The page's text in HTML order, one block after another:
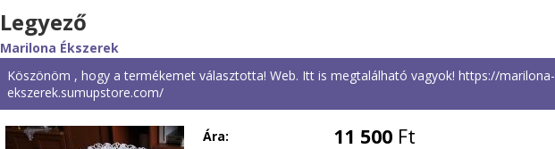
Legyező
Marilona Ékszerek
Köszönöm , hogy a termékemet választotta! Web. Itt is megtalálható vagyok! https://marilona-
ekszerek.sumupstore.com/
Ára: 11 500 Ft